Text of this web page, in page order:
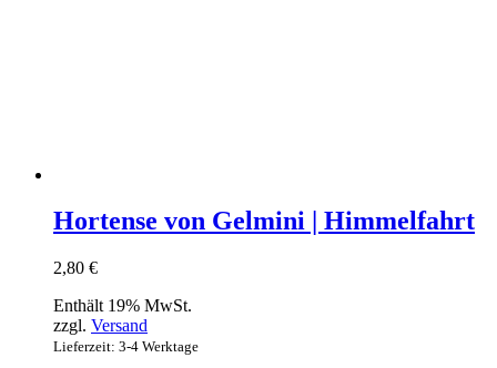
Hortense von Gelmini | Himmelfahrt
2,80 €
Enthält 19% MwSt.
zzgl. Versand
Lieferzeit: 3-4 Werktage